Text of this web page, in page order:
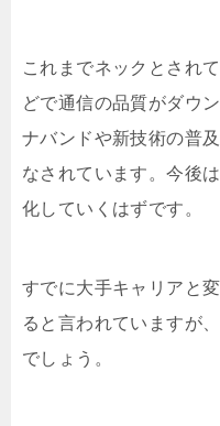
これまでネックとされ
どで通信の品質がダウ
ナバンドや新技術の普
なされています。今後
化していくはずです。
すでに大手キャリアと
ると言われていますが
でしょう。